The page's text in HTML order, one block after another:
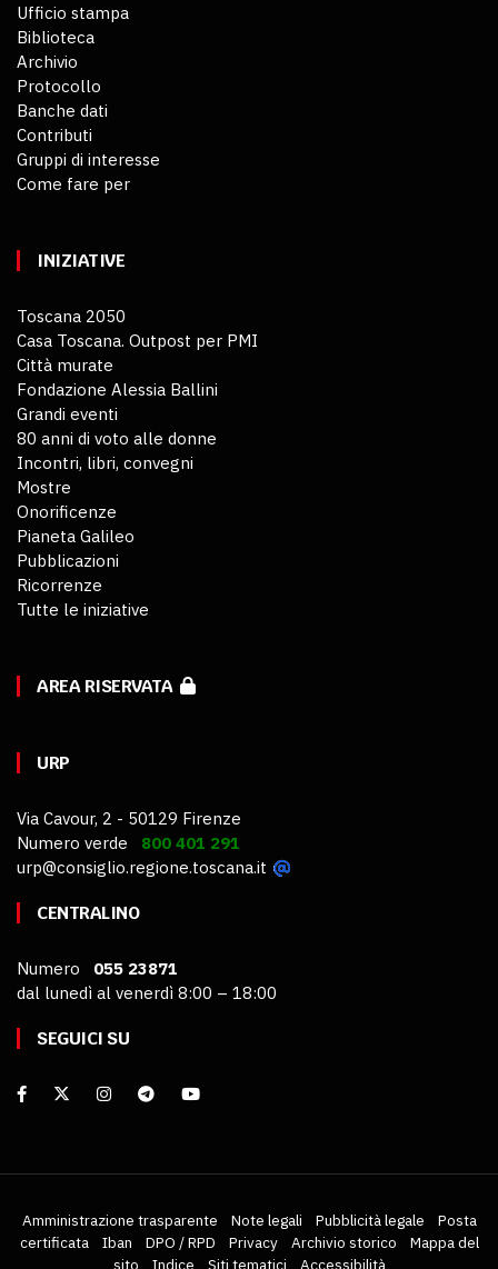
Ufficio stampa
Biblioteca
Archivio
Protocollo
Banche dati
Contributi
Gruppi di interesse
Come fare per
INIZIATIVE
Toscana 2050
Casa Toscana. Outpost per PMI
Città murate
Fondazione Alessia Ballini
Grandi eventi
80 anni di voto alle donne
Incontri, libri, convegni
Mostre
Onorificenze
Pianeta Galileo
Pubblicazioni
Ricorrenze
Tutte le iniziative
AREA RISERVATA
URP
Via Cavour, 2 - 50129 Firenze
Numero verde 800 401 291
urp@consiglio.regione.toscana.it
CENTRALINO
Numero 055 23871
dal lunedì al venerdì 8:00 – 18:00
SEGUICI SU
Amministrazione trasparente Note legali Pubblicità legale
Posta
certificata
Iban DPO / RPD Privacy Archivio storico
Mappa del
sito
Indice Siti tematici Accessibilità